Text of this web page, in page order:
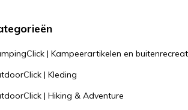
| Kampeerartikelen en
| Kleding
| Hiking & Adventure